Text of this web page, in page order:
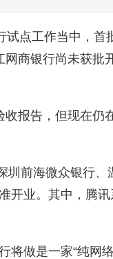
试点工作当中，首
商银行尚未获批
报告，但现在仍
圳前海微众银行
开业。其中，腾
做是一家“纯网